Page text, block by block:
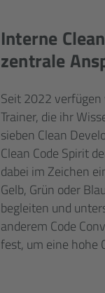
Interne
zentrale
Seit 2022
Trainer, die ihr
sieben Clean
Clean Code Spirit
dabei im Zeichen
Gelb, Grün oder
begleiten und
anderem Code
fest, um eine hohe